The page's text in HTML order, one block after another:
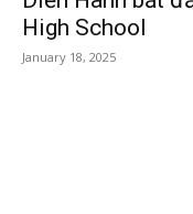
High School
January 18, 2025